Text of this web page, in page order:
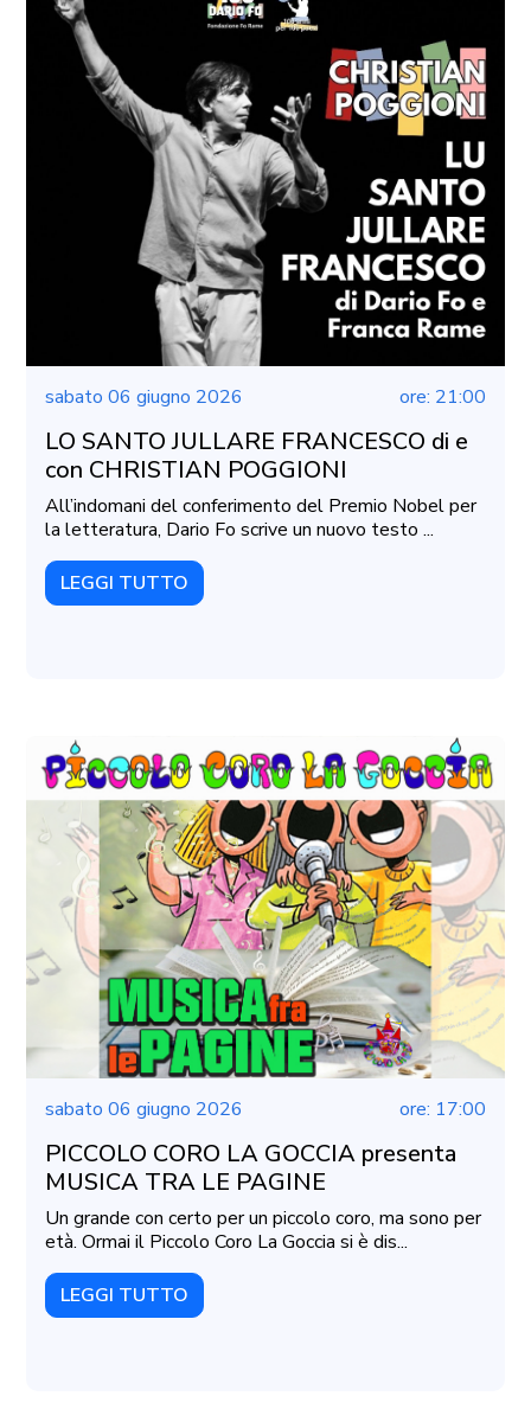
sabato 06 giugno 2026 ore: 21:00
LO SANTO JULLARE FRANCESCO di e
con CHRISTIAN POGGIONI
All’indomani del conferimento del Premio Nobel per
la letteratura, Dario Fo scrive un nuovo testo ...
LEGGI TUTTO
sabato 06 giugno 2026 ore: 17:00
PICCOLO CORO LA GOCCIA presenta
MUSICA TRA LE PAGINE
Un grande con certo per un piccolo coro, ma sono per
età. Ormai il Piccolo Coro La Goccia si è dis...
LEGGI TUTTO